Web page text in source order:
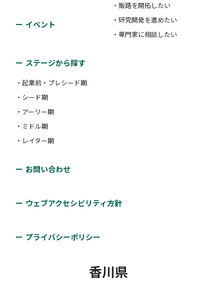
イベント
・販路を開拓したい
・研究開発を進めたい
・専門家に相談したい
ステージから探す
・起業前・プレシード期
・シード期
・アーリー期
・ミドル期
・レイター期
お問い合わせ
ウェブアクセシビリティ方針
プライバシーポリシー
香川県